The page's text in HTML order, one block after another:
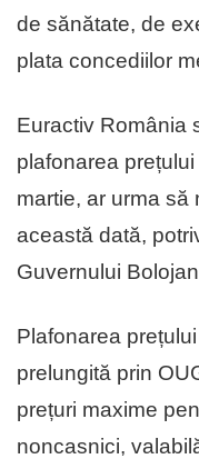
de sănătate, de
plata concediilor
Euractiv România
plafonarea
martie, ar urma să
această dată,
Guvernului
Plafonarea
prelungită prin
prețuri maxime
noncasnici,